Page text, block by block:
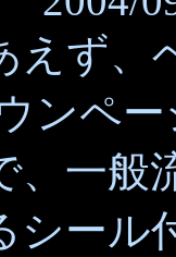
えず、
ンペ
、一般
シール